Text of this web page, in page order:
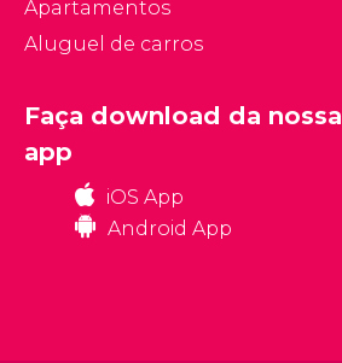
Apartamentos
Aluguel de carros
Faça download da nossa
app
iOS App
Android App